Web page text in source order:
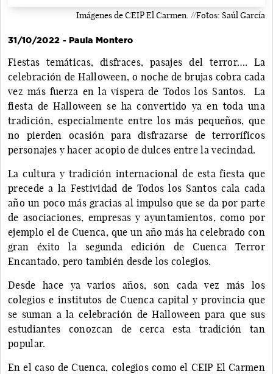
Imágenes de CEIP El Carmen. //Fotos: Saúl García
31/10/2022 - Paula Montero
Fiestas temáticas, disfraces, pasajes del terror…. La
celebración de Halloween, o noche de brujas cobra cada
vez más fuerza en la víspera de Todos los Santos. La
fiesta de Halloween se ha convertido ya en toda una
tradición, especialmente entre los más pequeños, que
no pierden ocasión para disfrazarse de terroríficos
personajes y hacer acopio de dulces entre la vecindad.
La cultura y tradición internacional de esta fiesta que
precede a la Festividad de Todos los Santos cala cada
año un poco más gracias al impulso que se da por parte
de asociaciones, empresas y ayuntamientos, como por
ejemplo el de Cuenca, que un año más ha celebrado con
gran éxito la segunda edición de Cuenca Terror
Encantado, pero también desde los colegios.
Desde hace ya varios años, son cada vez más los
colegios e institutos de Cuenca capital y provincia que
se suman a la celebración de Halloween para que sus
estudiantes conozcan de cerca esta tradición tan
popular.
En el caso de Cuenca, colegios como el CEIP El Carmen